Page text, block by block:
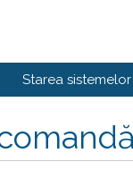
Starea sistemelor